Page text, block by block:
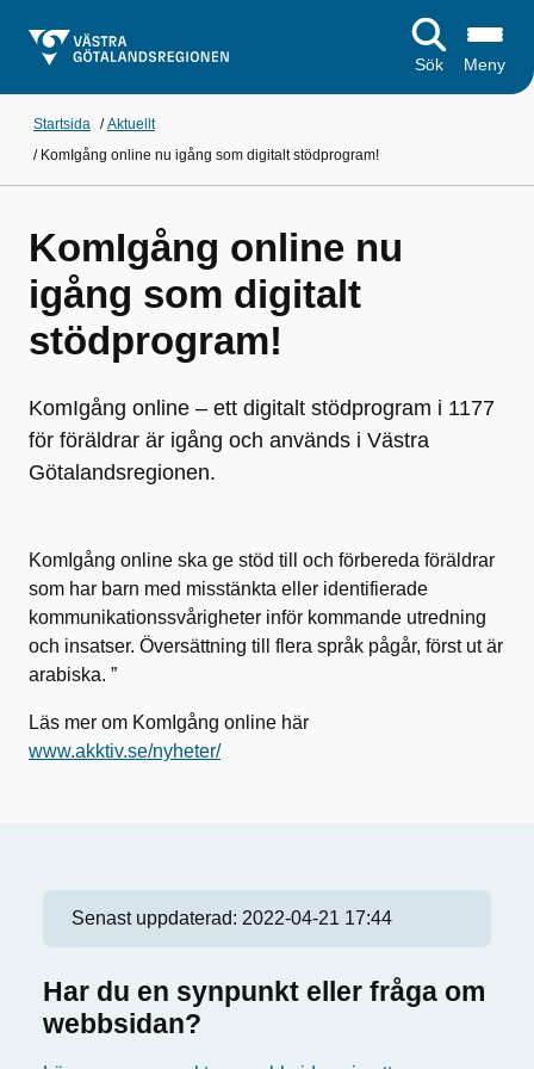
Sök Meny
Startsida /Aktuellt
/ KomIgång online nu igång som digitalt stödprogram!
KomIgång online nu
igång som digitalt
stödprogram!
KomIgång online – ett digitalt stödprogram i 1177
för föräldrar är igång och används i Västra
Götalandsregionen.
KomIgång online ska ge stöd till och förbereda föräldrar
som har barn med misstänkta eller identifierade
kommunikationssvårigheter inför kommande utredning
och insatser. Översättning till flera språk pågår, först ut är
arabiska. ”
Läs mer om KomIgång online här
www.akktiv.se/nyheter/
Senast uppdaterad: 2022-04-21 17:44
Har du en synpunkt eller fråga om
webbsidan?